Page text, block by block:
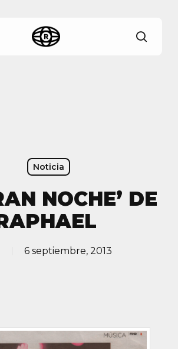
Noticia
NOCHE’ DE
6 septiembre, 2013